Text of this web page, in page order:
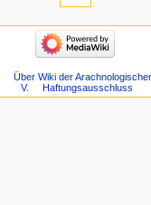
Über Wiki der
V.
Haftungsausschluss